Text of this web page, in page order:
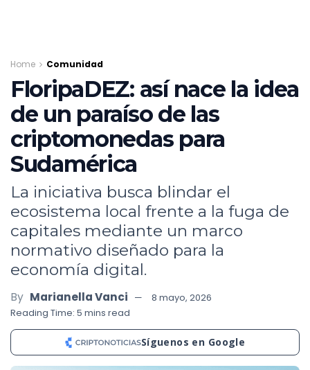
Home Comunidad
FloripaDEZ: así nace la idea
de un paraíso de las
criptomonedas para
Sudamérica
La iniciativa busca blindar el
ecosistema local frente a la fuga de
capitales mediante un marco
normativo diseñado para la
economía digital.
By Marianella Vanci
8 mayo, 2026
Reading Time: 5 mins read
Síguenos en Google